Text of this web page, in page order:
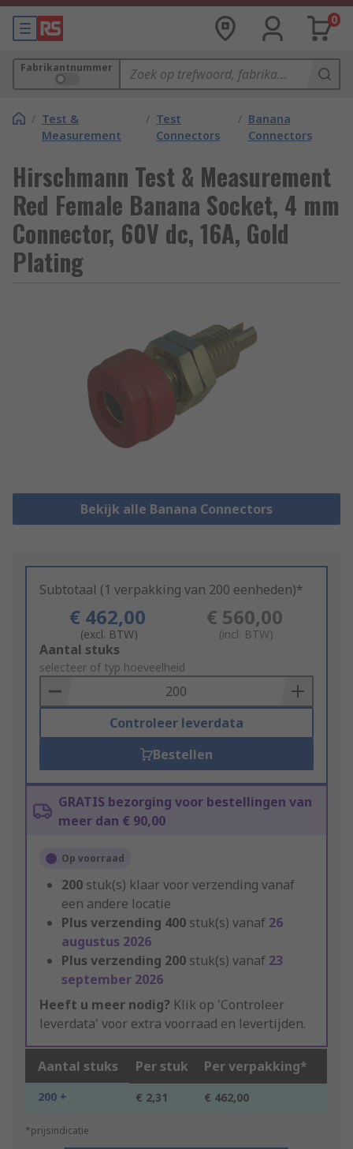
0
Fabrikantnummer
/ Test &
Measurement
/ Test
Connectors
/ Banana
Connectors
Hirschmann Test & Measurement
Red Female Banana Socket, 4 mm
Connector, 60V dc, 16A, Gold
Plating
Bekijk alle Banana Connectors
Subtotaal (1 verpakking van 200 eenheden)*
€ 462,00
(excl. BTW)
€ 560,00
(incl. BTW)
Add
to
Basket
Aantal stuks
selecteer of typ hoeveelheid
Controleer leverdata
Bestellen
GRATIS bezorging voor bestellingen van
meer dan € 90,00
Op voorraad
200 stuk(s) klaar voor verzending vanaf
een andere locatie
Plus verzending 400 stuk(s) vanaf 26
augustus 2026
Plus verzending 200 stuk(s) vanaf 23
september 2026
Heeft u meer nodig? Klik op 'Controleer
leverdata' voor extra voorraad en levertijden.
Aantal stuks Per stuk Per verpakking*
200 + € 2,31 € 462,00
*prijsindicatie